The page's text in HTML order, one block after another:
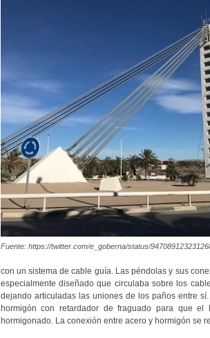
Fuente: https://twitter.com/e_goberna/status/
con un sistema de cable guía. Las péndolas y sus
especialmente diseñado que circulaba sobre los
dejando articuladas las uniones de los paños entre
hormigón con retardador de fraguado para que el
hormigonado. La conexión entre acero y hormigón se